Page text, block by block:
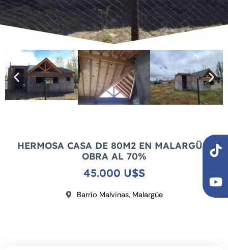
T
i
t
o
Y
o
t
u
HERMOSA CASA DE 80M2 EN MALARGÜE,
OBRA AL 70%
45.000 U$S
Barrio Malvinas, Malargüe